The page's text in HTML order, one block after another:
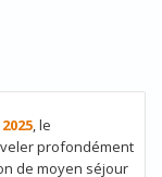
, le
profondément
de moyen séjour